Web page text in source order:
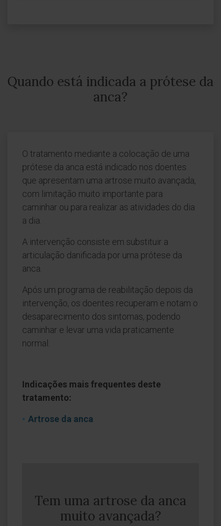
Quando está indicada a prótese da
anca?
O tratamento mediante a colocação de uma
prótese da anca está indicado nos doentes
que apresentam uma artrose muito avançada,
com limitação muito importante para
caminhar ou para realizar as atividades do dia
a dia.
A intervenção consiste em substituir a
articulação danificada por uma prótese da
anca.
Após um programa de reabilitação depois da
intervenção, os doentes recuperam e notam o
desaparecimento dos sintomas, podendo
caminhar e levar uma vida praticamente
normal.
Indicações mais frequentes deste
tratamento:
Artrose da anca
Tem uma artrose da anca
muito avançada?